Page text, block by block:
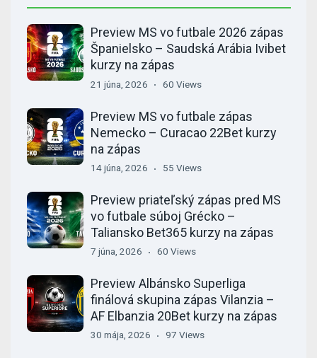
Preview MS vo futbale 2026 zápas
Španielsko – Saudská Arábia Ivibet
kurzy na zápas
21 júna, 2026 60 Views
Preview MS vo futbale zápas
Nemecko – Curacao 22Bet kurzy
na zápas
14 júna, 2026 55 Views
Preview priateľský zápas pred MS
vo futbale súboj Grécko –
Taliansko Bet365 kurzy na zápas
7 júna, 2026 60 Views
Preview Albánsko Superliga
finálová skupina zápas Vilanzia –
AF Elbanzia 20Bet kurzy na zápas
30 mája, 2026 97 Views